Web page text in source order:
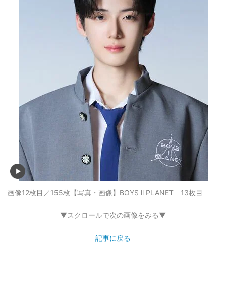
画像12枚目／155枚 【写真・画像】BOYS ll PLANET 13枚目
▼スクロールで次の画像をみる▼
記事に戻る